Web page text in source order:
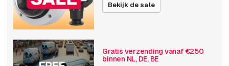
Camera
eigenschappen
Buiten camera
Basis functionaliteit
Dag en nacht
Invoer / uitvoer
Bekijk de sale
Gratis verzending vanaf €250
binnen NL, DE, BE